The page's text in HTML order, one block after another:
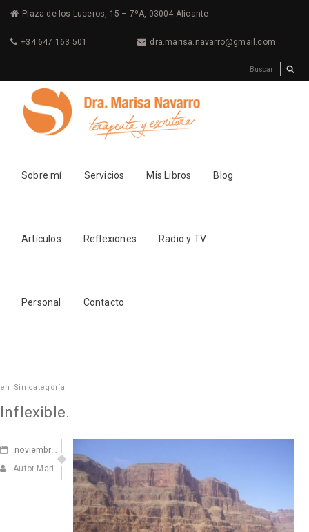
Plaza de los Luceros, 15 – 7ºA, 03004 Alicante
+34 647 163 501 dra.marisa.navarro@gmail.com
Sobre mí Servicios Mis Libros Blog
Artículos Reflexiones Radio y TV
Personal Contacto
en Sin categoría
Inflexible.
noviembre 17, 2010
Autor Marisa Navarro